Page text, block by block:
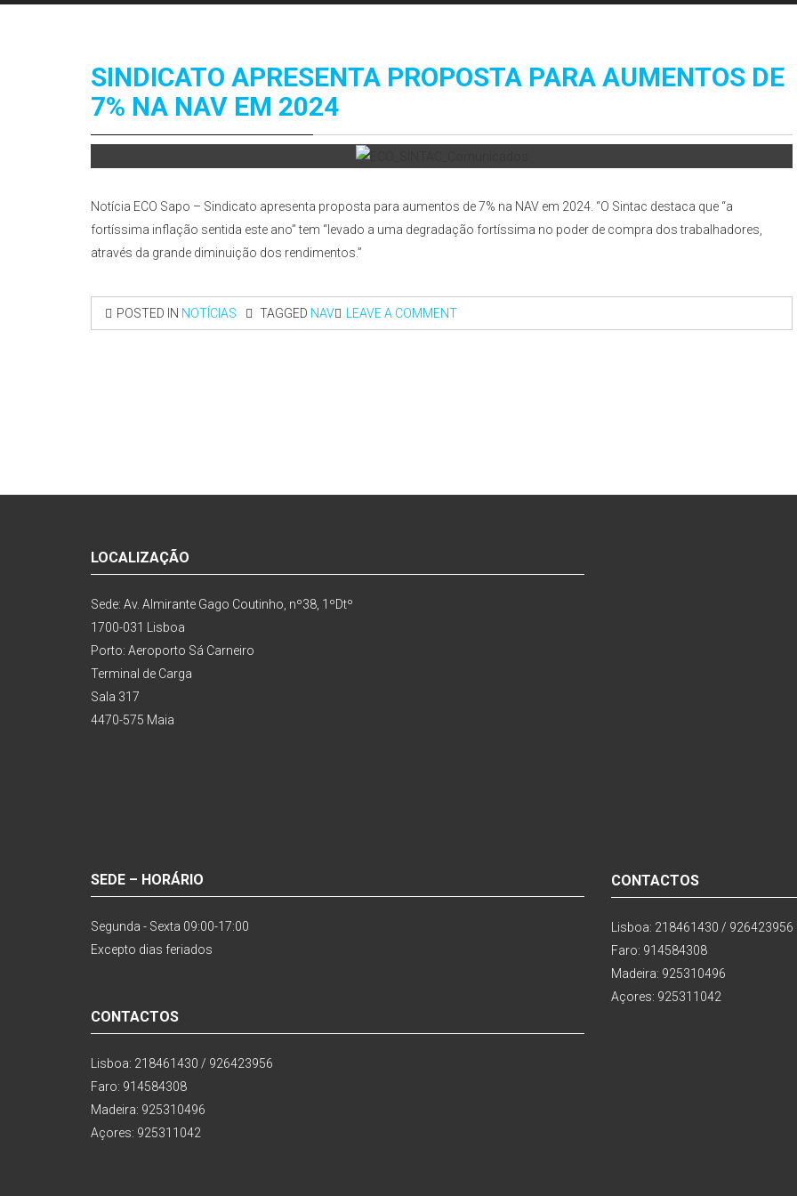
SINDICATO APRESENTA PROPOSTA PARA AUMENTOS DE
7% NA NAV EM 2024
Notícia ECO Sapo – Sindicato apresenta proposta para aumentos de 7% na NAV em 2024. “O Sintac destaca que “a
fortíssima inflação sentida este ano” tem “levado a uma degradação fortíssima no poder de compra dos trabalhadores,
através da grande diminuição dos rendimentos.”
POSTED IN NOTÍCIAS TAGGED NAV LEAVE A COMMENT
LOCALIZAÇÃO
Sede: Av. Almirante Gago Coutinho, nº38, 1ºDtº
1700-031 Lisboa
Porto: Aeroporto Sá Carneiro
Terminal de Carga
Sala 317
4470-575 Maia
SEDE – HORÁRIO
Segunda - Sexta 09:00-17:00
Excepto dias feriados
CONTACTOS
Lisboa: 218461430 / 926423956
Faro: 914584308
Madeira: 925310496
Açores: 925311042
CONTACTOS
Lisboa: 218461430 / 926423956
Faro: 914584308
Madeira: 925310496
Açores: 925311042